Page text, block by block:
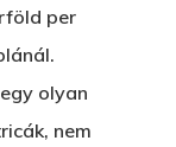
per
olyan
nem